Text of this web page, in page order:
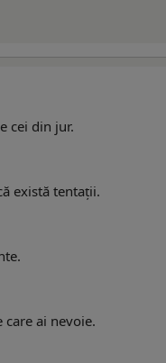
cei din jur.
există tentații.
ai nevoie.